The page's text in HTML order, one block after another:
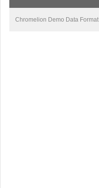
Chromelion Demo Data Format